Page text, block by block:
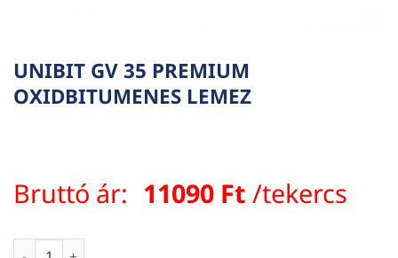
UNIBIT GV 35 PREMIUM
OXIDBITUMENES LEMEZ
Bruttó ár: 11090 Ft /tekercs
UNIBIT GV 35 PREMIUM OXIDBITUMENES LEMEZ mennyiség